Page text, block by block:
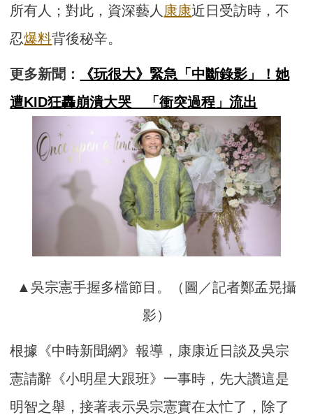
所有人；對此，資深藝人 康康近日受訪時，不
忍爆料背後秘辛。
更多新聞：
《玩很大》緊急「中斷錄影」！她
遭KID狂轟崩潰大哭 「衝突過程」流出
▲吳宗憲手握多檔節目。（圖／記者鄭孟晃攝
影）
根據《中時新聞網》報導，康康近日談及吳宗
憲請辭《小明星大跟班》一事時，先大讚這是
明智之舉，接著表示吳宗憲實在太忙了，除了